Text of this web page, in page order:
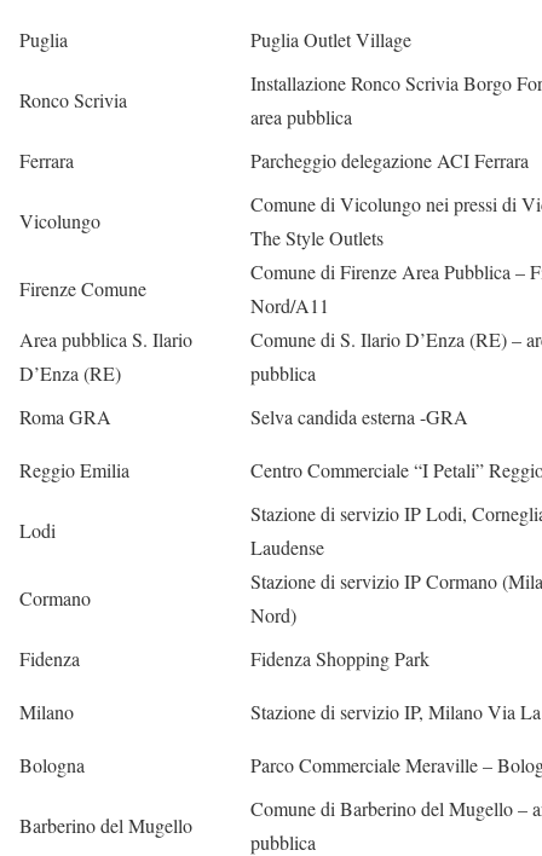
Puglia Puglia Outlet Village
Ronco Scrivia
Installazione Ronco Scrivia Borgo
area pubblica
Ferrara
Parcheggio delegazione ACI Ferrara
Vicolungo
Comune di Vicolungo nei pressi di
The Style Outlets
Firenze Comune
Comune di Firenze Area Pubblica –
Nord/A11
Area pubblica S. Ilario
D’Enza (RE)
Comune di S. Ilario D’Enza (RE) –
pubblica
Roma GRA
Selva candida esterna -GRA
Reggio Emilia Centro Commerciale “I Petali”
Lodi
Stazione di servizio IP Lodi,
Laudense
Cormano
Stazione di servizio IP Cormano
Nord)
Fidenza
Fidenza Shopping Park
Milano Stazione di servizio IP, Milano Via
Bologna Parco Commerciale Meraville –
Barberino del Mugello
Comune di Barberino del Mugello –
pubblica